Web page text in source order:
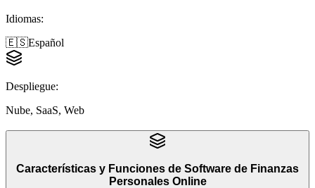
Idiomas:
🇪🇸Español
Despliegue:
Nube, SaaS, Web
Características y Funciones de Software de Finanzas
Personales Online